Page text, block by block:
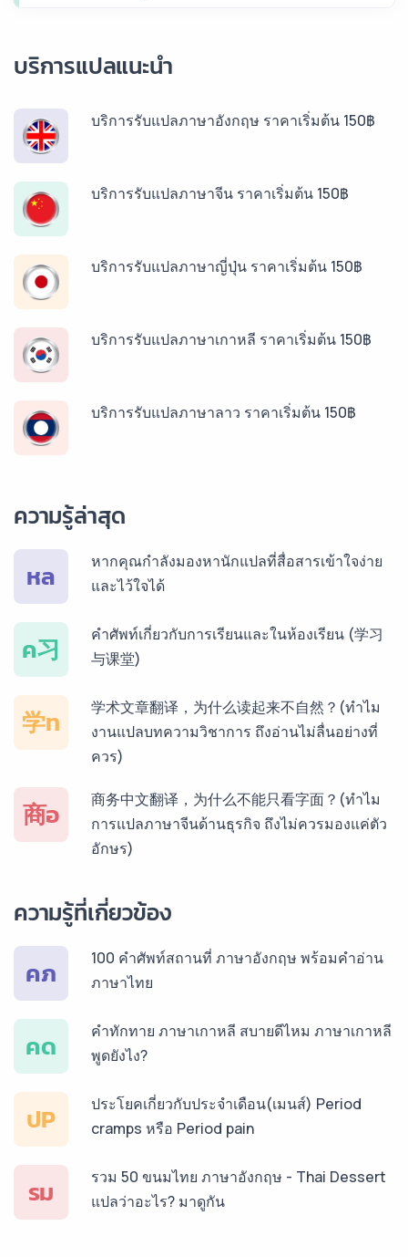
บริการแปลแนะนำ
บริการรับแปลภาษาอังกฤษ ราคาเริ่มต้น 150฿
บริการรับแปลภาษาจีน ราคาเริ่มต้น 150฿
บริการรับแปลภาษาญี่ปุ่น ราคาเริ่มต้น 150฿
บริการรับแปลภาษาเกาหลี ราคาเริ่มต้น 150฿
บริการรับแปลภาษาลาว ราคาเริ่มต้น 150฿
บริการรับแปลภาษากัมพูชา ราคาเริ่มต้น 150฿
บริการรับแปลภาษาเวียดนาม ราคาเริ่มต้น 150฿
บริการรับแปลภาษาฝรั่งเศส ราคาเริ่มต้น 150฿
บริการรับแปลภาษาเยอรมัน ราคาเริ่มต้น 150฿
บริการรับแปลภาษารัสเซีย ราคาเริ่มต้น 150฿
ความรู้ล่าสุด
หล
หากคุณกำลังมองหานักแปลที่สื่อสารเข้าใจง่าย
และไว้ใจได้
ค习
คำศัพท์เกี่ยวกับการเรียนและในห้องเรียน (学习
与课堂)
学ท
学术文章翻译，为什么读起来不自然？(ทำไม
งานแปลบทความวิชาการ ถึงอ่านไม่ลื่นอย่างที่
ควร)
商อ
商务中文翻译，为什么不能只看字面？(ทำไม
การแปลภาษาจีนด้านธุรกิจ ถึงไม่ควรมองแค่ตัว
อักษร)
ความรู้ที่เกี่ยวข้อง
คภ
100 คำศัพท์สถานที่ ภาษาอังกฤษ พร้อมคำอ่าน
ภาษาไทย
คด
คำทักทาย ภาษาเกาหลี สบายดีไหม ภาษาเกาหลี
พูดยังไง?
ปP
ประโยคเกี่ยวกับประจำเดือน(เมนส์) Period
cramps หรือ Period pain
รม
รวม 50 ขนมไทย ภาษาอังกฤษ - Thai Dessert
แปลว่าอะไร? มาดูกัน